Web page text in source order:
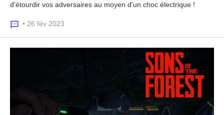
d'étourdir vos adversaires au moyen d'un choc électrique !
• 26 fév 2023